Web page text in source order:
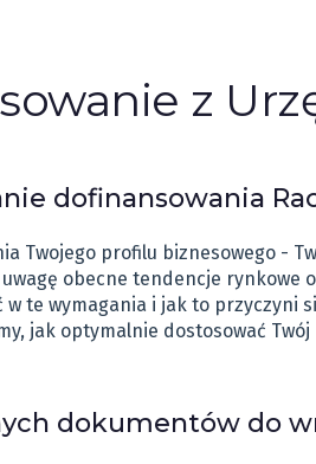
z
dofinansowania
Twojego profilu biznesowego -
obecne tendencje rynkowe
te wymagania i jak to przyczyni
jak optymalnie dostosować
dokumentów do